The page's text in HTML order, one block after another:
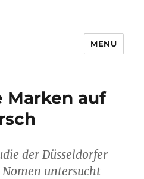
MENU
Marken auf
der Düsseldorfer
untersucht